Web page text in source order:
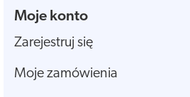
Moje konto
Zarejestruj się
Moje zamówienia